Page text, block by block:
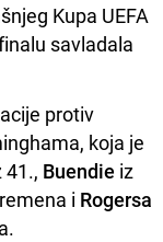
Kupa UEFA
savladala
protiv
koja je
41., Buendie iz
i Rogersa